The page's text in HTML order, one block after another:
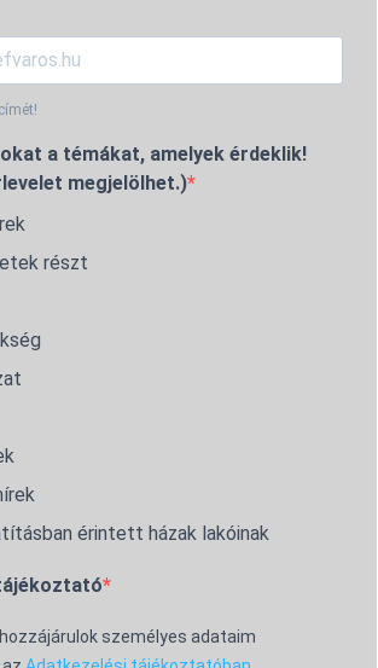
a témákat, amelyek érdeklik!
megjelölhet.)
részt
érintett házak lakóinak
személyes adataim